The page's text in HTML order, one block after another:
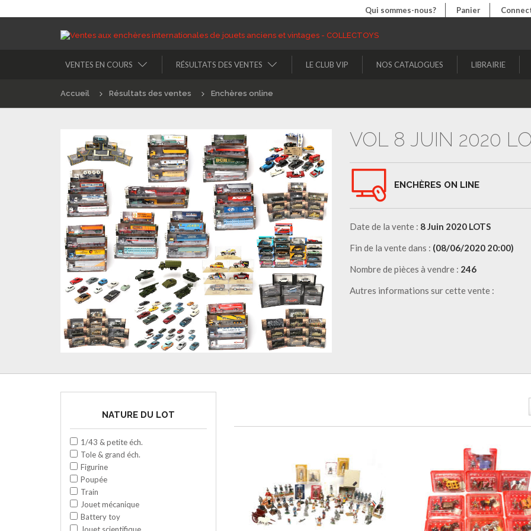
Qui sommes-nous? Panier
VENTES EN COURS RÉSULTATS DES VENTES LE CLUB VIP NOS CATALOGUES LIBRAIRIE
Accueil Résultats des ventes Enchères online
VOL 8 JUIN 2020
ENCHÈRES ON LINE
Date de la vente : 8 Juin 2020 LOTS
Fin de la vente dans : (08/06/2020 20:00)
Nombre de pièces à vendre : 246
Autres informations sur cette vente :
NATURE DU LOT
1/43 & petite éch.
Tole & grand éch.
Figurine
Poupée
Train
Jouet mécanique
Battery toy